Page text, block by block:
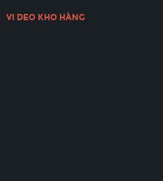
VI DEO KHO HÀNG